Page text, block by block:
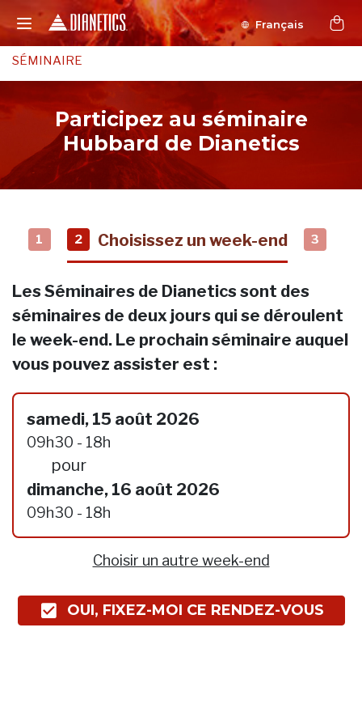
Français
SÉMINAIRE
Participez au séminaire
Hubbard de Dianetics
1 2 Choisissez un week-end 3
Les Séminaires de Dianetics sont des
séminaires de deux jours qui se déroulent
le week-end. Le prochain séminaire auquel
vous pouvez assister est :
samedi, 15 août 2026
09h30 - 18h
pour
dimanche, 16 août 2026
09h30 - 18h
Choisir un autre week-end
OUI, FIXEZ-MOI CE RENDEZ-VOUS